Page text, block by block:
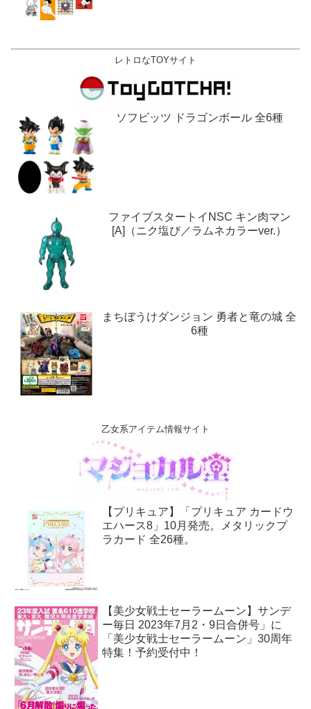
レトロなTOYサイト
ソフビッツ ドラゴンボール 全6種
ファイブスタートイNSC キン肉マン
[A]（ニク塩び／ラムネカラーver.）
まちぼうけダンジョン 勇者と竜の城 全
6種
乙女系アイテム情報サイト
【プリキュア】「プリキュア カードウ
エハース8」10月発売。メタリックプ
ラカード 全26種。
【美少女戦士セーラームーン】サンデ
ー毎日 2023年7月2・9日合併号」に
「美少女戦士セーラームーン」30周年
特集！予約受付中！